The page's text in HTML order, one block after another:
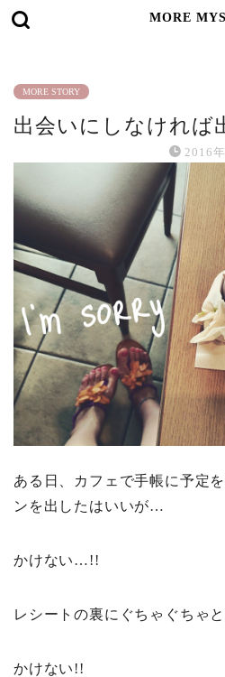
MORE
MORE STORY
出会いにしなければ
2016
ある日、カフェで手帳に予定
ンを出したはいいが…
かけない…!!
レシートの裏にぐちゃぐちゃ
かけない!!